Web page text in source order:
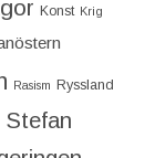
Konst Krig
Rasism Ryssland
Stefan